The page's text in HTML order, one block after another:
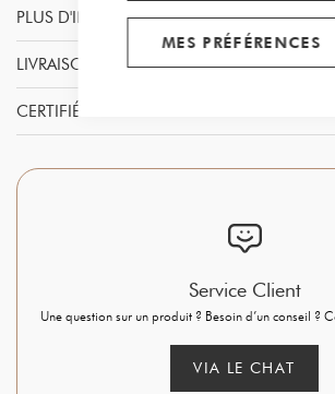
MES PRÉFÉRENCES
PLUS D'INFORMATION
LIVRAISON & RETOURS
CERTIFIÉ PAR MYZAH
Service Client
Une question sur un produit ? Besoin d’un conseil ?
VIA LE CHAT